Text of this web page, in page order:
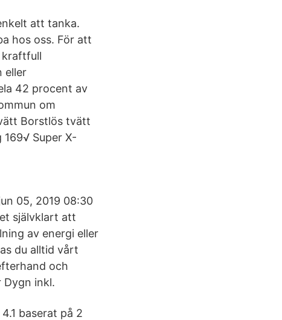
att tanka.
hos oss. För att
kraftfull
eller
42 procent av
om
Borstlös tvätt
Super X-
05, 2019 08:30
självklart att
av energi eller
du alltid vårt
och
inkl.
baserat på 2